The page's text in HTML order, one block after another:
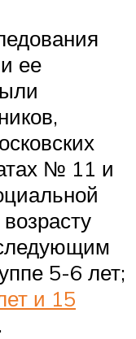
ее
№ 11 и
5-6 лет;
и 15